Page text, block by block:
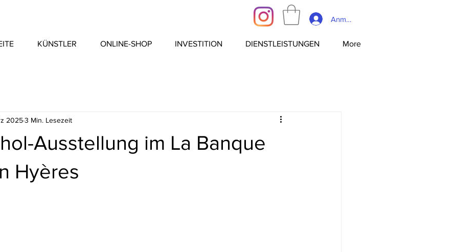
Anmelden
KÜNSTLER ONLINE-SHOP INVESTITION DIENSTLEISTUNGEN More
Ausstellung im La Banque
Hyères
20253 Min. Lesezeit